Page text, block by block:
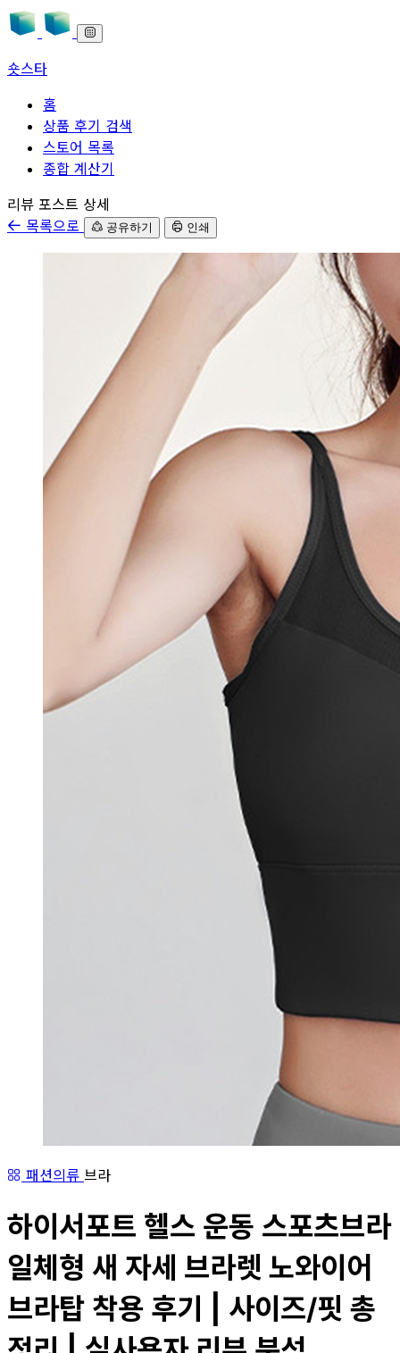
숏스타
홈
상품 후기 검색
스토어 목록
종합 계산기
본문으로 바로가기
리뷰 포스트 상세
목록으로
공유하기 인쇄
패션의류 브라
하이서포트 헬스 운동 스포츠브라
일체형 새 자세 브라렛 노와이어
브라탑 착용 후기 | 사이즈/핏 총